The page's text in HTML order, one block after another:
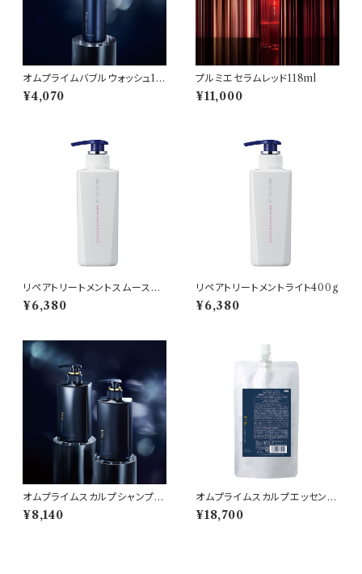
オムプライムバブルウォッシュ18
0g(洗顔料）
¥4,070
プルミエセラムレッド118ml
¥11,000
リペアトリートメントスムース40
0g
¥6,380
リペアトリートメントライト400g
¥6,380
オムプライムスカルプシャンプー
クリア385ml
¥8,140
オムプライムスカルプエッセンス
340ml詰め替え
¥18,700